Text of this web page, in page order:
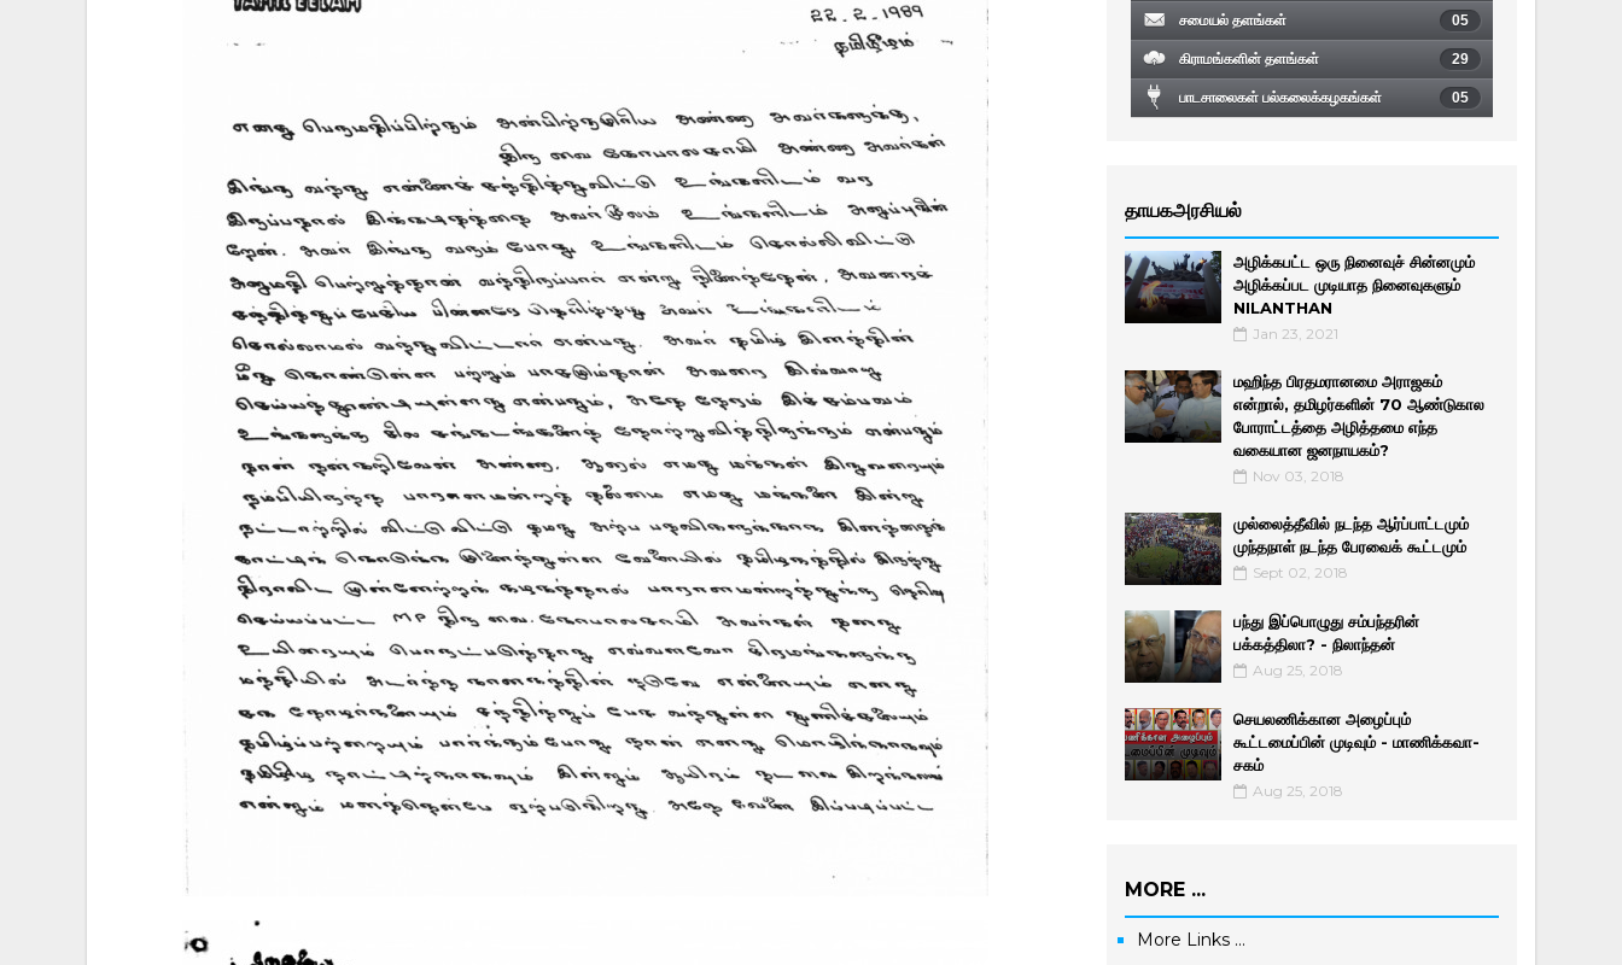
சமையல் தளங்கள் 05
கிராமங்களின் தளங்கள் 29
பாடசாலைகள் பல்கலைக்கழகங்கள் 05
தாயகஅரசியல்
அழிக்கபட்ட ஒரு நினைவுச் சின்னமும்
அழிக்கப்பட முடியாத நினைவுகளும்
NILANTHAN
Jan 23, 2021
மஹிந்த பிரதமரானமை அராஜகம்
என்றால், தமிழர்களின் 70 ஆண்டுகால
போராட்டத்தை அழித்தமை எந்த
வகையான ஜனநாயகம்?
Nov 03, 2018
முல்லைத்தீவில் நடந்த ஆர்ப்பாட்டமும்
முந்தநாள் நடந்த பேரவைக் கூட்டமும்
Sept 02, 2018
பந்து இப்பொழுது சம்பந்தரின்
பக்கத்திலா? - நிலாந்தன்
Aug 25, 2018
செயலணிக்கான அழைப்பும்
கூட்டமைப்பின் முடிவும் - மாணிக்­க­வா­
சகம்
Aug 25, 2018
MORE ...
More Links ...